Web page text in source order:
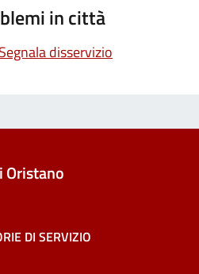
in città
disservizio
Oristano
DI SERVIZIO